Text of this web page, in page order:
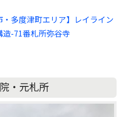
・多度津町エリア】レイライン
-71番札所弥谷寺
・元札所